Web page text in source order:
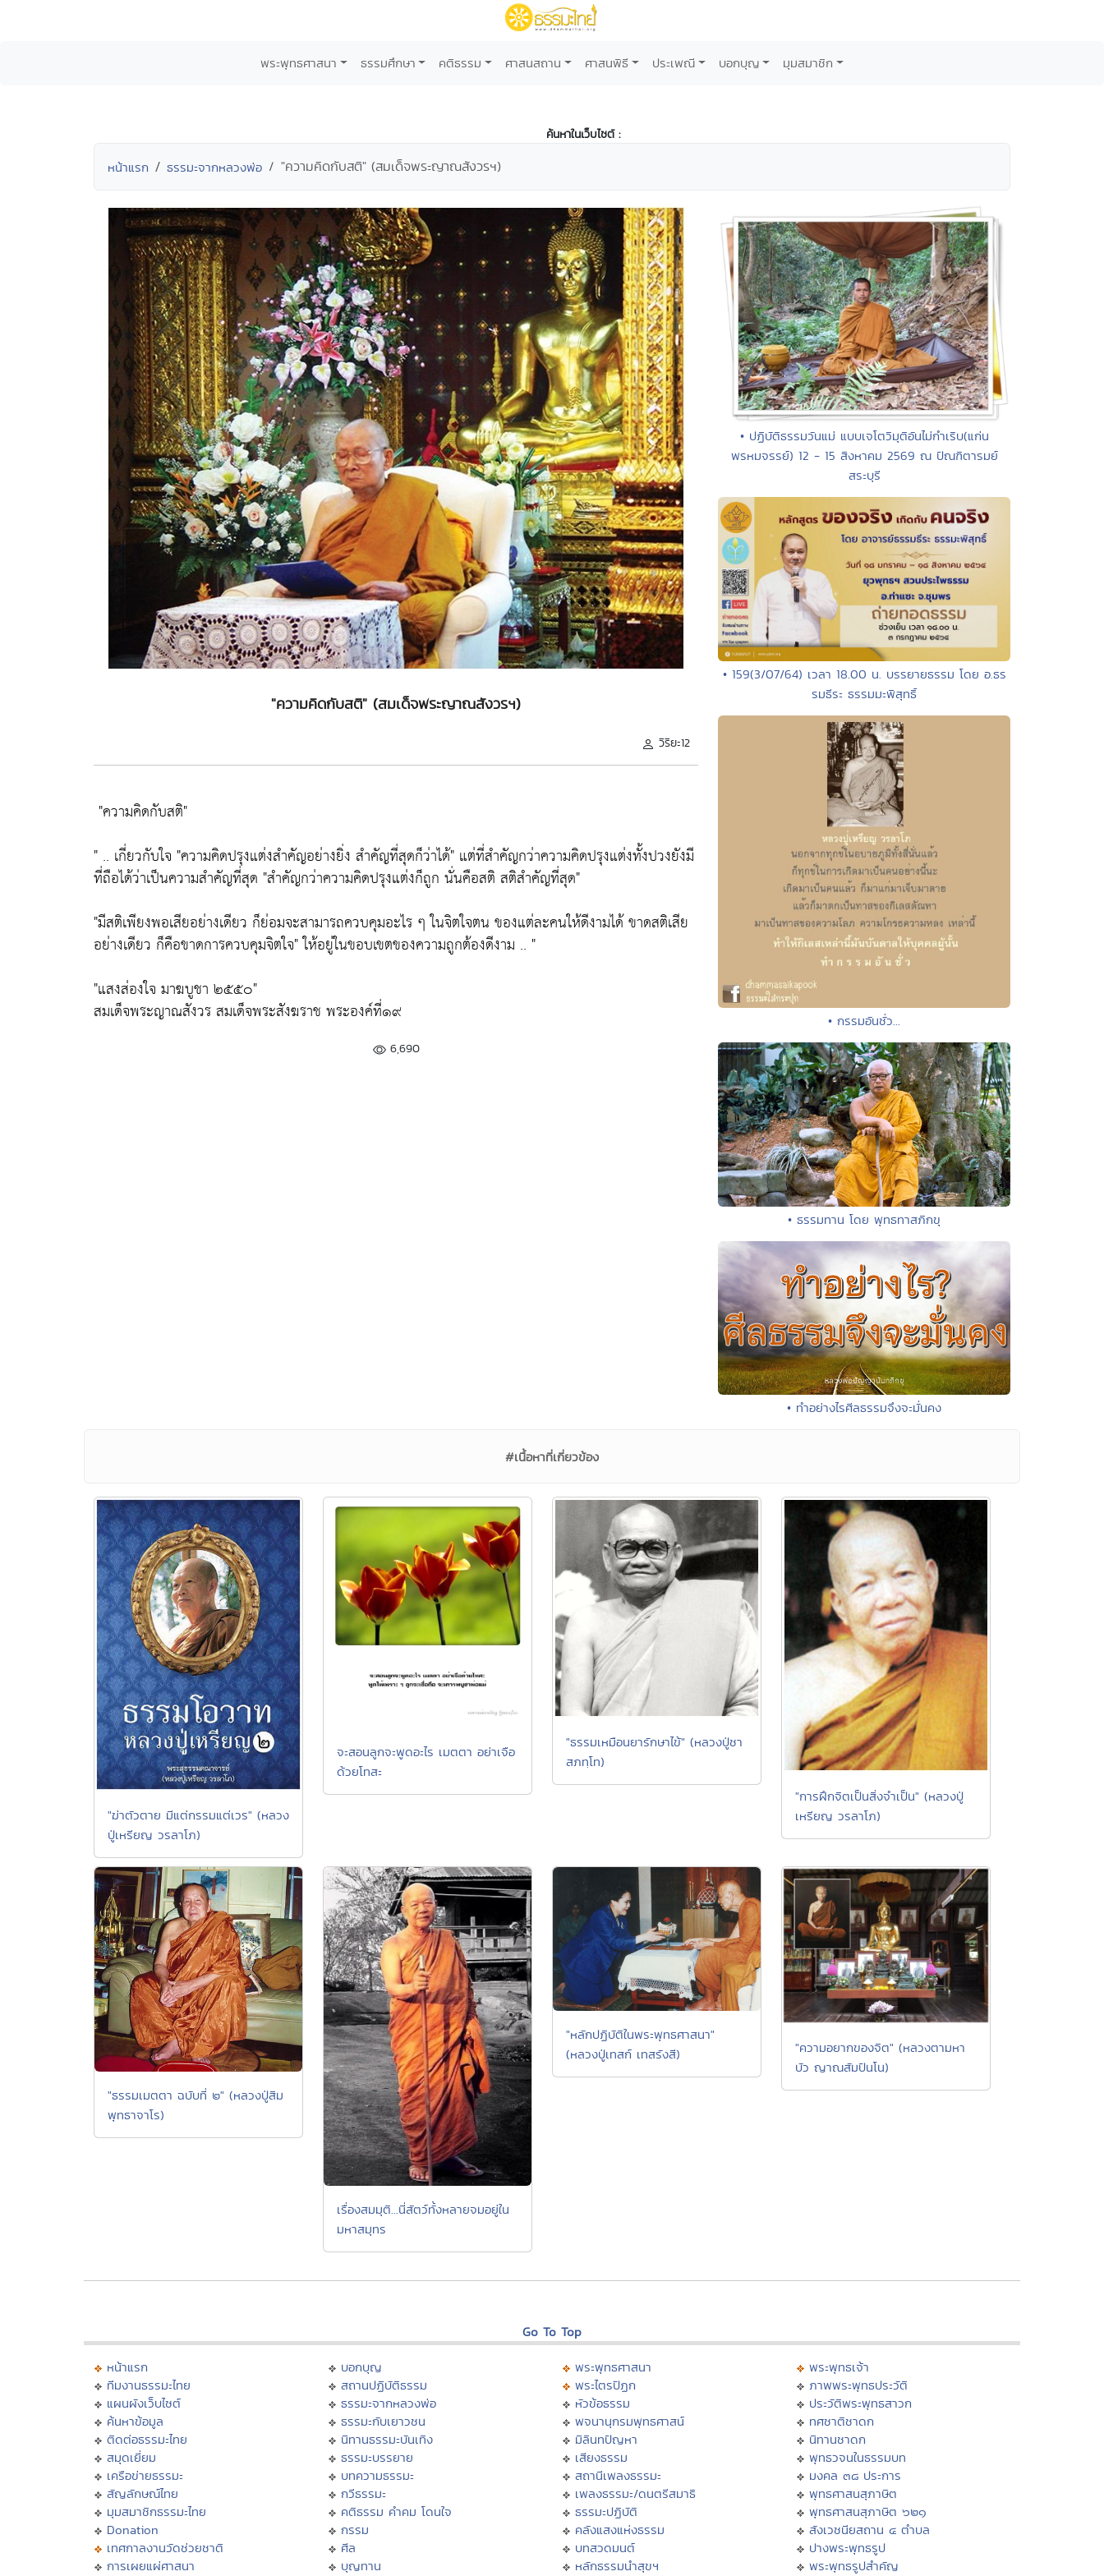
พระพุทธศาสนา ธรรมศึกษา คติธรรม ศาสนสถาน ศาสนพิธี ประเพณี บอกบุญ มุมสมาชิก
ค้นหาในเว็บไซต์ :
หน้าแรก ธรรมะจากหลวงพ่อ "ความคิดกับสติ" (สมเด็จพระญาณสังวรฯ)
"ความคิดกับสติ" (สมเด็จพระญาณสังวรฯ)
วิริยะ12
"ความคิดกับสติ"
" .. เกี่ยวกับใจ "ความคิดปรุงแต่งสำคัญอย่างยิ่ง สำคัญที่สุดก็ว่าได้" แต่ที่สำคัญกว่าความคิดปรุงแต่งทั้งปวงยังมี
ที่ถือได้ว่าเป็นความสำคัญที่สุด "สำคัญกว่าความคิดปรุงแต่งก็ถูก นั่นคือสติ สติสำคัญที่สุด"
"มีสติเพียงพอเสียอย่างเดียว ก็ย่อมจะสามารถควบคุมอะไร ๆ ในจิตใจตน ของแต่ละคนให้ดีงามได้ ขาดสติเสีย
อย่างเดียว ก็คือขาดการควบคุมจิตใจ"ให้อยู่ในขอบเขตของความถูกต้องดีงาม .. "
"แสงส่องใจ มาฆบูชา ๒๕๕๐"
สมเด็จพระญาณสังวร สมเด็จพระสังฆราช พระองค์ที่๑๙
6,690
• ปฏิบัติธรรมวันแม่ แบบเจโตวิมุติอันไม่กำเริบ(แก่น
พรหมจรรย์) 12 - 15 สิงหาคม 2569 ณ ปัณฑิตารมย์
สระบุรี
• 159(3/07/64) เวลา 18.00 น. บรรยายธรรม โดย อ.ธร
รมธีระ ธรรมมะพิสุทธิ์
• กรรมอันชั่ว...
• ธรรมทาน โดย พุทธทาสภิกขุ
• ทำอย่างไรศีลธรรมจึงจะมั่นคง
#เนื้อหาที่เกี่ยวข้อง
"ฆ่าตัวตาย มีแต่กรรมแต่เวร" (หลวง
ปู่เหรียญ วรลาโภ)
จะสอนลูกจะพูดอะไร เมตตา อย่าเจือ
ด้วยโทสะ
"ธรรมเหมือนยารักษาไข้" (หลวงปู่ชา
สภทฺโท)
"การฝึกจิตเป็นสิ่งจำเป็น" (หลวงปู่
เหรียญ วรลาโภ)
"ธรรมเมตตา ฉบับที่ ๒" (หลวงปู่สิม
พุทธาจาโร)
เรื่องสมมุติ...นี่สัตว์ทั้งหลายจมอยู่ใน
มหาสมุทร
"หลักปฏิบัติในพระพุทธศาสนา"
(หลวงปู่เทสก์ เทสรังสี)
"ความอยากของจิต" (หลวงตามหา
บัว ญาณสัมปันโน)
Go To Top
หน้าแรก
ทีมงานธรรมะไทย
แผนผังเว็บไซต์
ค้นหาข้อมูล
ติดต่อธรรมะไทย
สมุดเยี่ยม
เครือข่ายธรรมะ
สัญลักษณ์ไทย
มุมสมาชิกธรรมะไทย
Donation
เทศกาลงานวัดช่วยชาติ
การเผยแผ่ศาสนา
บอกบุญ
สถานปฏิบัติธรรม
ธรรมะจากหลวงพ่อ
ธรรมะกับเยาวชน
นิทานธรรมะบันเทิง
ธรรมะบรรยาย
บทความธรรมะ
กวีธรรมะ
คติธรรม คำคม โดนใจ
กรรม
ศีล
บุญทาน
พระพุทธศาสนา
พระไตรปิฏก
หัวข้อธรรม
พจนานุกรมพุทธศาสน์
มิลินทปัญหา
เสียงธรรม
สถานีเพลงธรรมะ
เพลงธรรมะ/ดนตรีสมาธิ
ธรรมะปฏิบัติ
คลังแสงแห่งธรรม
บทสวดมนต์
หลักธรรมนำสุขฯ
พระพุทธเจ้า
ภาพพระพุทธประวัติ
ประวัติพระพุทธสาวก
ทศชาติชาดก
นิทานชาดก
พุทธวจนในธรรมบท
มงคล ๓๘ ประการ
พุทธศาสนสุภาษิต
พุทธศาสนสุภาษิต ๖๒๑
สังเวชนียสถาน ๔ ตำบล
ปางพระพุทธรูป
พระพุทธรูปสำคัญ